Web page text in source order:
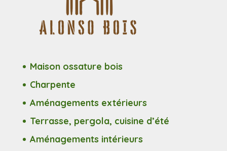
Maison ossature bois
Charpente
Aménagements extérieurs
Terrasse, pergola, cuisine d’été
Aménagements intérieurs